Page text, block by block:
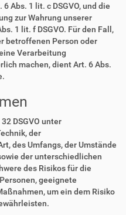
Abs. 1 lit. c DSGVO, und die
zur Wahrung unserer
1 lit. f DSGVO. Für den Fall,
betroffenen Person oder
Verarbeitung
machen, dient Art. 6 Abs.
DSGVO unter
der
des Umfangs, der Umstände
der unterschiedlichen
des Risikos für die
geeignete
um ein dem Risiko